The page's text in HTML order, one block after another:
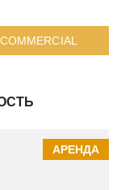
АРЕНДА